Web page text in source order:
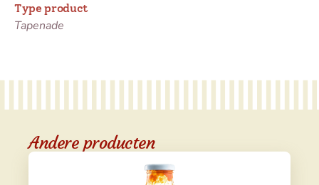
Type product
Tapenade
Andere producten